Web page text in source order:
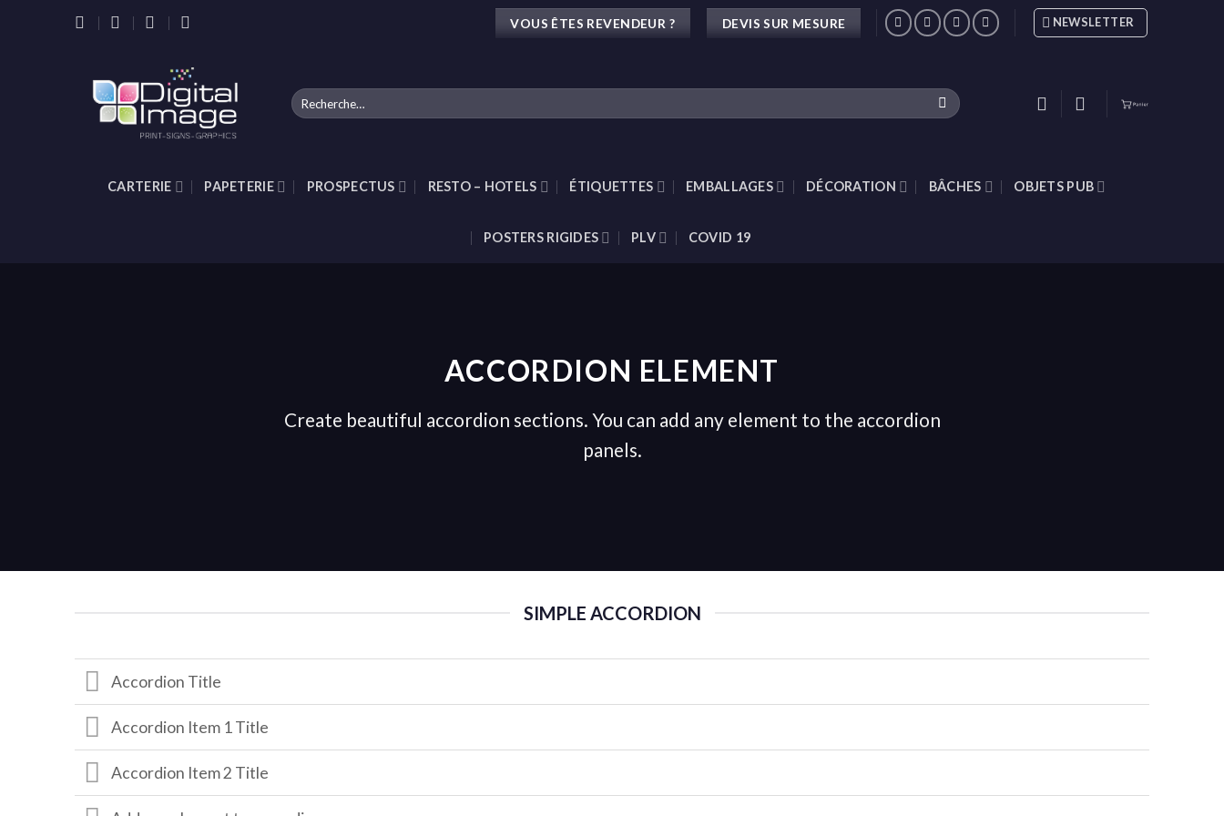
VOUS ÊTES REVENDEUR ? DEVIS SUR MESURE NEWSLETTER
Recherche
pour :
CARTERIE PAPETERIE PROSPECTUS RESTO – HOTELS ÉTIQUETTES EMBALLAGES DÉCORATION BÂCHES OBJETS PUB
POSTERS RIGIDES PLV COVID 19
ACCORDION ELEMENT
Create beautiful accordion sections. You can add any element to the accordion
panels.
SIMPLE ACCORDION
Accordion Title
Accordion Item 1 Title
Accordion Item 2 Title